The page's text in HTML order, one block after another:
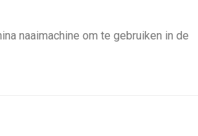
naaimachine om te gebruiken in de